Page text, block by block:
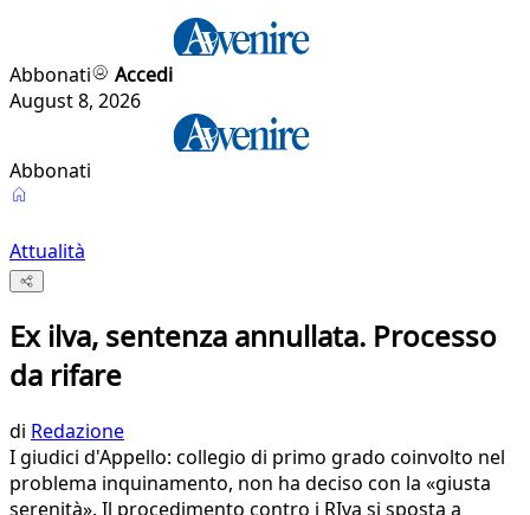
Abbonati
Accedi
August 8, 2026
Abbonati
Attualità
Ex ilva, sentenza annullata. Processo
da rifare
di Redazione
I giudici d'Appello: collegio di primo grado coinvolto nel
problema inquinamento, non ha deciso con la «giusta
serenità». Il procedimento contro i RIva si sposta a